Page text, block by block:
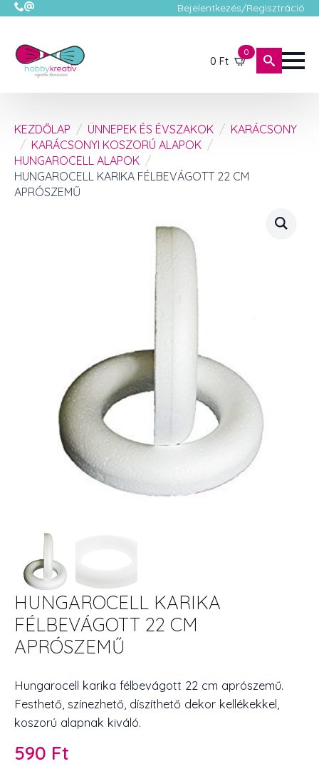
Bejelentkezés/Regisztráció
0 Ft
0
KEZDŐLAP ÜNNEPEK ÉS ÉVSZAKOK
KARÁCSONY
KARÁCSONYI KOSZORÚ ALAPOK
HUNGAROCELL ALAPOK
HUNGAROCELL KARIKA FÉLBEVÁGOTT 22 CM
APRÓSZEMŰ
HUNGAROCELL KARIKA
FÉLBEVÁGOTT 22 CM
APRÓSZEMŰ
Hungarocell karika félbevágott 22 cm aprószemű.
Festhető, színezhető, díszíthető dekor kellékekkel,
koszorú alapnak kiváló.
590 Ft